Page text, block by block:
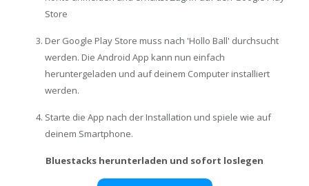
Store
Der Google Play Store muss nach 'Hollo Ball' durchsucht
werden. Die Android App kann nun einfach
heruntergeladen und auf deinem Computer installiert
werden.
Starte die App nach der Installation und spiele wie auf
deinem Smartphone.
Bluestacks herunterladen und sofort loslegen